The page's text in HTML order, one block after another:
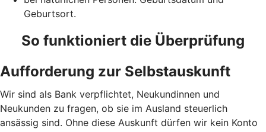
Geburtsort.
So funktioniert die Überprüfung
Aufforderung zur Selbstauskunft
Wir sind als Bank verpflichtet, Neukundinnen und
Neukunden zu fragen, ob sie im Ausland steuerlich
ansässig sind. Ohne diese Auskunft dürfen wir kein Konto